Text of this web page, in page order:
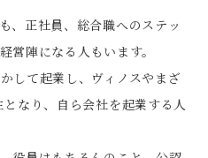
、正社員、総合職へのステッ
営陣になる人もいます。
して起業し、ヴィノスやまざ
なり、自ら会社を起業する人